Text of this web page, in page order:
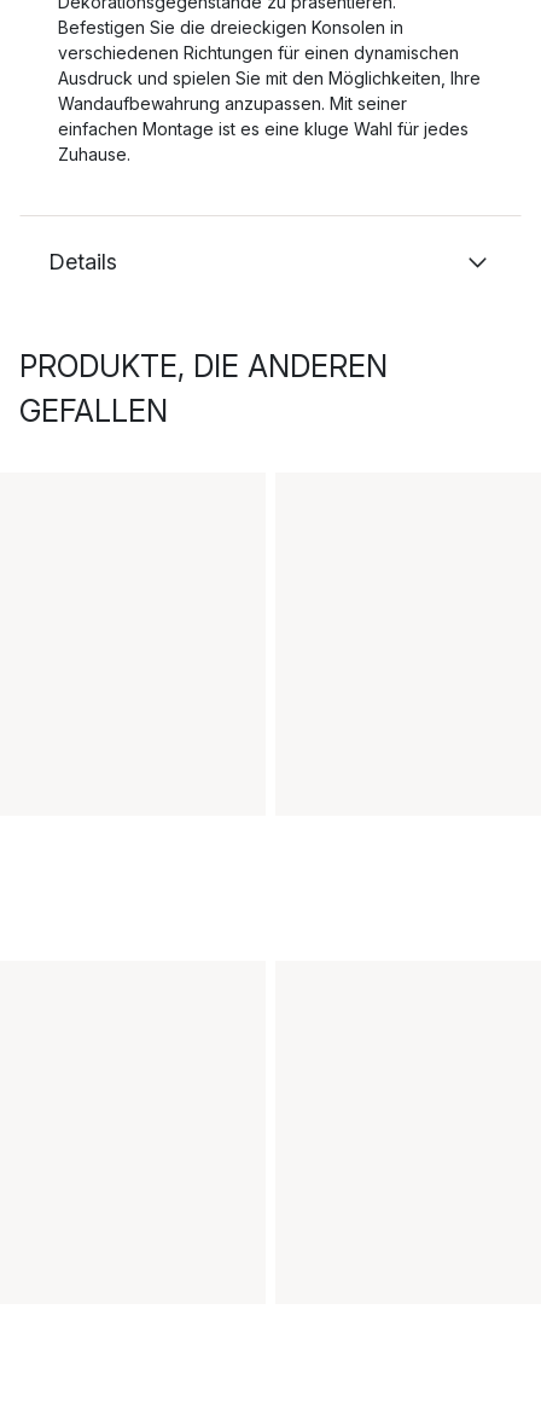
Befestigen Sie die dreieckigen Konsolen in
verschiedenen Richtungen für einen dynamischen
Ausdruck und spielen Sie mit den Möglichkeiten, Ihre
Wandaufbewahrung anzupassen. Mit seiner
einfachen Montage ist es eine kluge Wahl für jedes
Zuhause.
Details
PRODUKTE, DIE ANDEREN
GEFALLEN